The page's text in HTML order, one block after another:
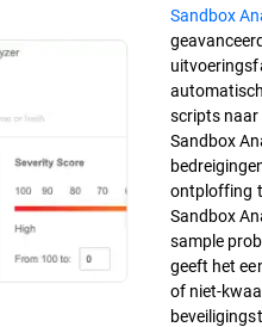
Sandbox
scripts
Sandbox
ontploffing
Sandbox
sample
geeft het
of niet-